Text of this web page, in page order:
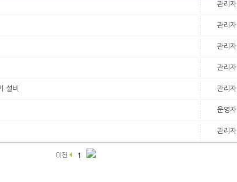
관리자
관리자
관리자
관리자
설비 관리자
운영자
관리자
1